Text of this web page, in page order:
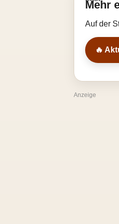
Mehr
Auf der
🔥
Anzeige